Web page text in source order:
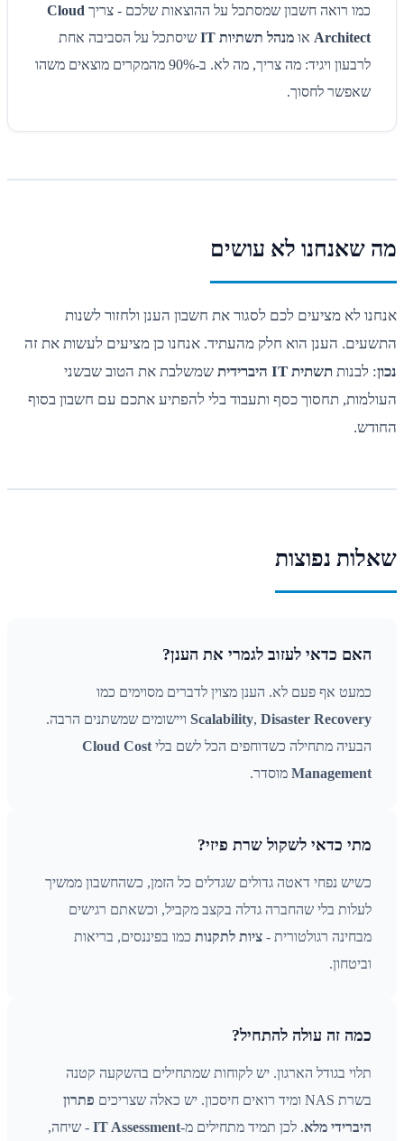
כמו רואה חשבון שמסתכל על ההוצאות שלכם - צריך Cloud
Architect או מנהל תשתיות IT
שיסתכל על הסביבה אחת
לרבעון ויגיד: מה צריך, מה לא. ב-90% מהמקרים מוצאים משהו
שאפשר לחסוך.
מה שאנחנו לא עושים
אנחנו לא מציעים לכם לסגור את חשבון הענן ולחזור לשנות
התשעים. הענן הוא חלק מהעתיד. אנחנו כן מציעים לעשות את זה
נכון: לבנות תשתית IT היברידית
שמשלבת את הטוב שבשני
העולמות, תחסוך כסף ותעבוד בלי להפתיע אתכם עם חשבון בסוף
החודש.
שאלות נפוצות
האם כדאי לעזוב לגמרי את הענן?
כמעט אף פעם לא. הענן מצוין לדברים מסוימים כמו
Scalability, Disaster Recovery
ויישומים שמשתנים הרבה.
הבעיה מתחילה כשדוחפים הכל לשם בלי Cloud Cost
Management מוסדר.
מתי כדאי לשקול שרת פיזי?
כשיש נפחי דאטה גדולים שגדלים כל הזמן, כשהחשבון ממשיך
לעלות בלי שהחברה גדלה בקצב מקביל, וכשאתם רגישים
מבחינה רגולטורית - ציות לתקנות כמו בפיננסים, בריאות
וביטחון.
כמה זה עולה להתחיל?
תלוי בגודל הארגון. יש לקוחות שמתחילים בהשקעה קטנה
בשרת NAS ומיד רואים חיסכון. יש כאלה שצריכים
פתרון
היברידי מלא. לכן תמיד מתחילים מ-IT Assessment - שיחה,